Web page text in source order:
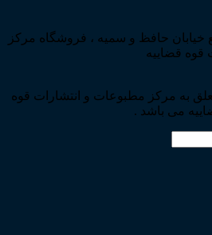
خیابان حافظ و سمیه ، فروشگاه مرکز
قوه قضاییه
به مرکز مطبوعات و انتشارات قوه
می باشد .